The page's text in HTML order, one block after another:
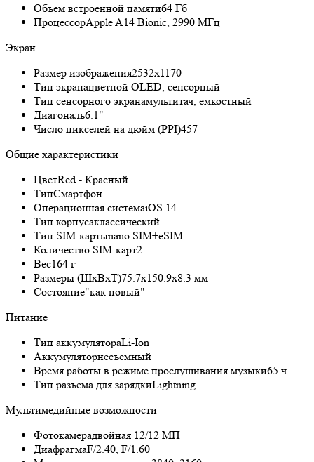
Объем встроенной памяти64 Гб
ПроцессорApple A14 Bionic, 2990 МГц
Экран
Размер изображения2532x1170
Тип экранацветной OLED, сенсорный
Тип сенсорного экранамультитач, емкостный
Диагональ6.1"
Число пикселей на дюйм (PPI)457
Общие характеристики
ЦветRed - Красный
ТипСмартфон
Операционная системаiOS 14
Тип корпусаклассический
Тип SIM-картыnano SIM+eSIM
Количество SIM-карт2
Вес164 г
Размеры (ШxВxТ)75.7x150.9x8.3 мм
Состояние"как новый"
Питание
Тип аккумулятораLi-Ion
Аккумуляторнесъемный
Время работы в режиме прослушивания музыки65 ч
Тип разъема для зарядкиLightning
Мультимедийные возможности
Фотокамерадвойная 12/12 МП
ДиафрагмаF/2.40, F/1.60